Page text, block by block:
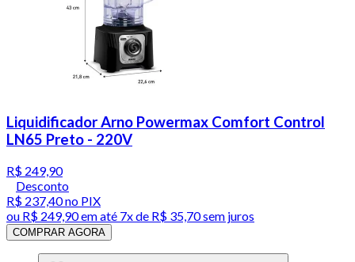
Liquidificador Arno Powermax Comfort Control
LN65 Preto - 220V
R$ 249,90
Desconto
R$ 237,40no PIX
ou R$ 249,90em até 7x de R$ 35,70 sem juros
COMPRAR AGORA